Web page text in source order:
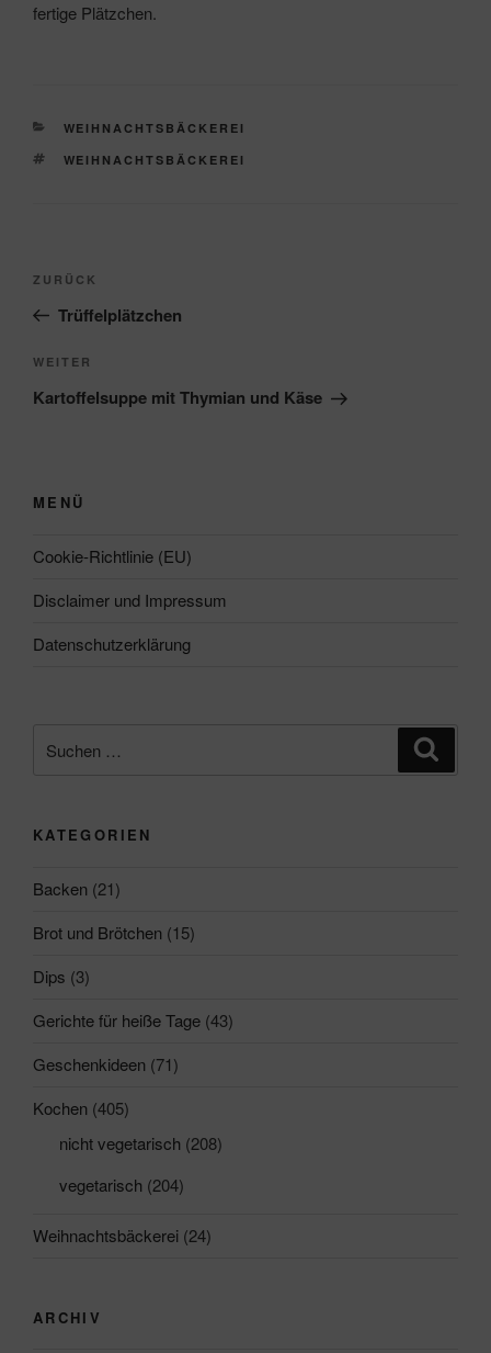
fertige Plätzchen.
KATEGORIEN
WEIHNACHTSBÄCKEREI
SCHLAGWÖRTER
WEIHNACHTSBÄCKEREI
Beitragsnavigation
Vorheriger
Beitrag
ZURÜCK
Trüffelplätzchen
Nächster
Beitrag
WEITER
Kartoffelsuppe mit Thymian und Käse
MENÜ
Cookie-Richtlinie (EU)
Disclaimer und Impressum
Datenschutzerklärung
nach:
KATEGORIEN
Backen (21)
Brot und Brötchen (15)
Dips (3)
Gerichte für heiße Tage (43)
Geschenkideen (71)
Kochen (405)
nicht vegetarisch (208)
vegetarisch (204)
Weihnachtsbäckerei (24)
ARCHIV